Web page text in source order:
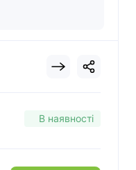
В наявності